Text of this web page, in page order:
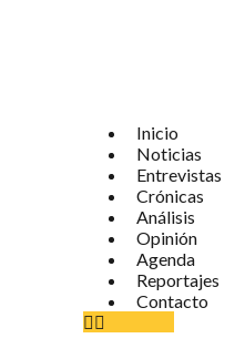
Inicio
Noticias
Entrevistas
Crónicas
Análisis
Opinión
Agenda
Reportajes
Contacto